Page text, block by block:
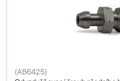
(AB6425)